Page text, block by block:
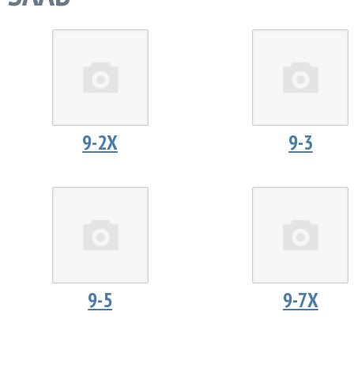
9-2X 9-3
9-5 9-7X